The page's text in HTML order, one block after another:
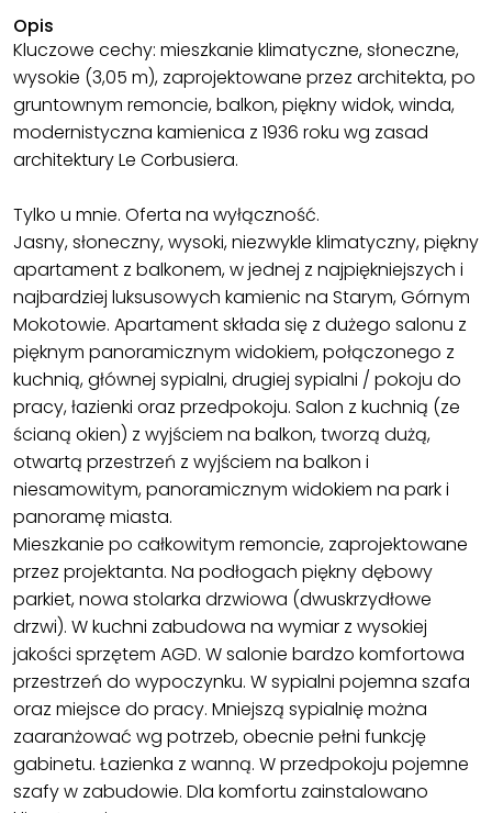
Opis
Kluczowe cechy: mieszkanie klimatyczne, słoneczne,
wysokie (3,05 m), zaprojektowane przez architekta, po
gruntownym remoncie, balkon, piękny widok, winda,
modernistyczna kamienica z 1936 roku wg zasad
architektury Le Corbusiera.
Tylko u mnie. Oferta na wyłączność.
Jasny, słoneczny, wysoki, niezwykle klimatyczny, piękny
apartament z balkonem, w jednej z najpiękniejszych i
najbardziej luksusowych kamienic na Starym, Górnym
Mokotowie. Apartament składa się z dużego salonu z
pięknym panoramicznym widokiem, połączonego z
kuchnią, głównej sypialni, drugiej sypialni / pokoju do
pracy, łazienki oraz przedpokoju. Salon z kuchnią (ze
ścianą okien) z wyjściem na balkon, tworzą dużą,
otwartą przestrzeń z wyjściem na balkon i
niesamowitym, panoramicznym widokiem na park i
panoramę miasta.
Mieszkanie po całkowitym remoncie, zaprojektowane
przez projektanta. Na podłogach piękny dębowy
parkiet, nowa stolarka drzwiowa (dwuskrzydłowe
drzwi). W kuchni zabudowa na wymiar z wysokiej
jakości sprzętem AGD. W salonie bardzo komfortowa
przestrzeń do wypoczynku. W sypialni pojemna szafa
oraz miejsce do pracy. Mniejszą sypialnię można
zaaranżować wg potrzeb, obecnie pełni funkcję
gabinetu. Łazienka z wanną. W przedpokoju pojemne
szafy w zabudowie. Dla komfortu zainstalowano